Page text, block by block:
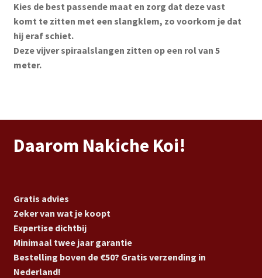
Kies de best passende maat en zorg dat deze vast
komt te zitten met een slangklem, zo voorkom je dat
hij eraf schiet.
Deze vijver spiraalslangen zitten op een rol van 5
meter.
Daarom Nakiche Koi!
Gratis advies
Zeker van wat je koopt
Expertise dichtbij
Minimaal twee jaar garantie
Bestelling boven de €50? Gratis verzending in
Nederland!